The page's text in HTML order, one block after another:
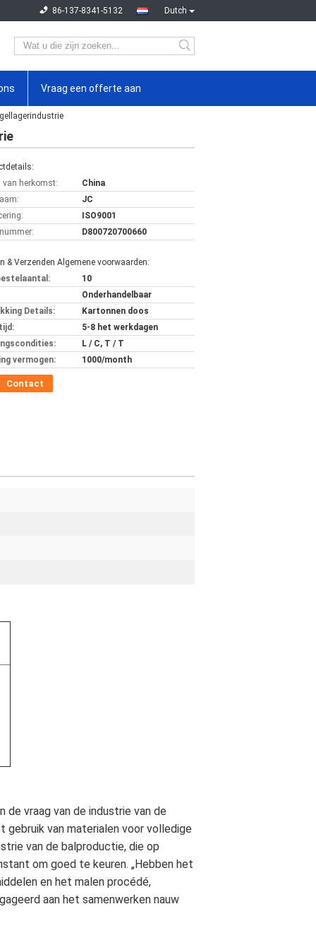
Dutch
86-137-8341-5132
Vraag een offerte aan
van herkomst:
China
JC
ISO9001
D800720700660
& Verzenden Algemene voorwaarden:
10
Onderhandelbaar
Details:
Kartonnen doos
5-8 het werkdagen
L / C, T / T
vermogen:
1000/month
Contact
vraag van de industrie van de
van materialen voor volledige
van de balproductie, die op
om goed te keuren. „Hebben het
en het malen procédé,
aan het samenwerken nauw